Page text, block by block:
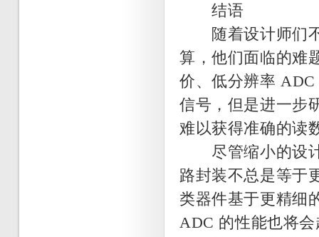
结语
随着设计师们不
算，他们面临的难
价、低分辨率
信号，但是进一步
难以获得准确的读
尽管缩小的设计
路封装不总是等于
类器件基于更精细
ADC 的性能也将